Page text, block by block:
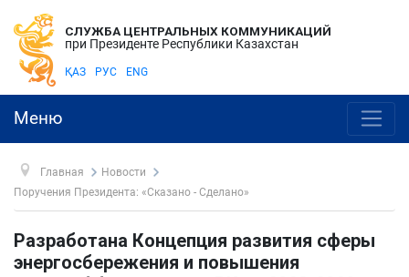
СЛУЖБА ЦЕНТРАЛЬНЫХ КОММУНИКАЦИЙ
при Президенте Республики Казахстан
ҚАЗ РУС ENG
Меню
Главная
Новости
Поручения Президента: «Сказано - Сделано»
Разработана Концепция развития сферы
энергосбережения и повышения